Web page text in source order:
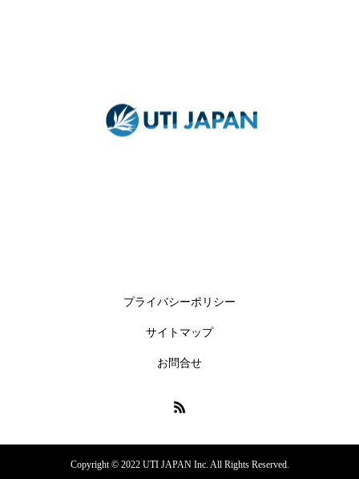
プライバシーポリシー
サイトマップ
お問合せ
Copyright © 2022 UTI JAPAN Inc. All Rights Reserved.